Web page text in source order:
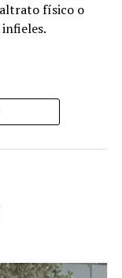
físico o
infieles.